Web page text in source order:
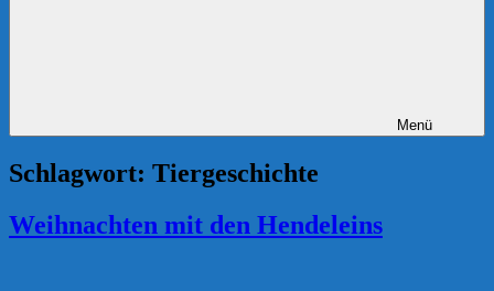
Menü
Schlagwort: Tiergeschichte
Weihnachten mit den Hendeleins